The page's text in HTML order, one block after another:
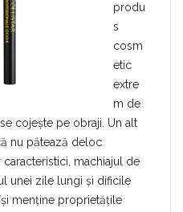
produ
s
cosm
etic
extre
m de
cojește pe obraji. Un alt
nu pătează deloc
machiajul de
unei zile lungi și dificile
menține proprietățile